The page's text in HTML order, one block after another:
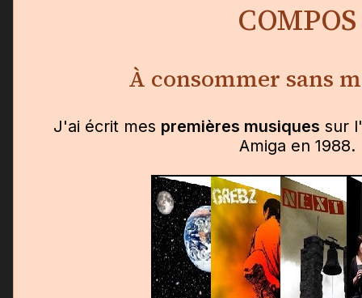
COMPOS
À consommer sans
J'ai écrit mes premières musiques sur
Amiga en 1988.